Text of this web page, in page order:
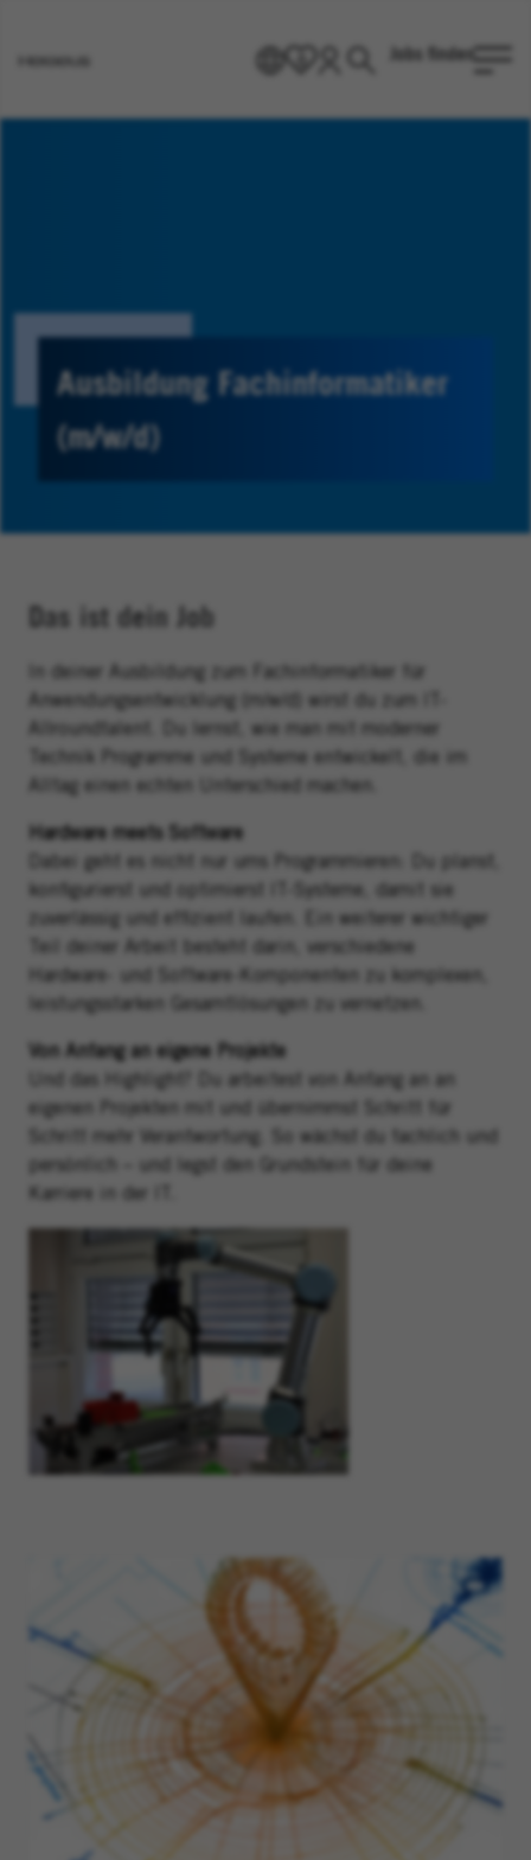
Heraeus
Jobs finden
Ausbildung Fachinformatiker
(m/w/d)
Das ist dein Job
In deiner Ausbildung zum Fachinformatiker für
Anwendungsentwicklung (m/w/d) wirst du zum IT-
Allroundtalent. Du lernst, wie man mit moderner
Technik Programme und Systeme entwickelt, die im
Alltag einen echten Unterschied machen.
Hardware meets Software
Dabei geht es nicht nur ums Programmieren: Du planst,
konfigurierst und optimierst IT-Systeme, damit sie
zuverlässig und effizient laufen. Ein weiterer wichtiger
Teil deiner Arbeit besteht darin, verschiedene
Hardware- und Software-Komponenten zu komplexen,
leistungsstarken Gesamtlösungen zu vernetzen.
Von Anfang an eigene Projekte
Und das Highlight? Du arbeitest von Anfang an an
eigenen Projekten mit und übernimmst Schritt für
Schritt mehr Verantwortung. So wächst du fachlich und
persönlich – und legst den Grundstein für deine
Karriere in der IT.